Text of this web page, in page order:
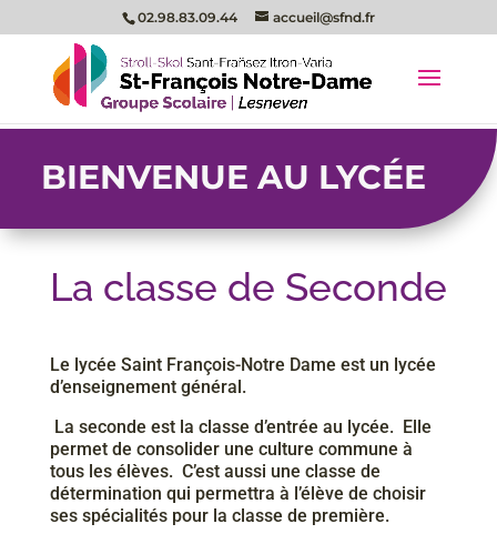
02.98.83.09.44 accueil@sfnd.fr
BIENVENUE AU LYCÉE
La classe de Seconde
Le​ ​lycée​ ​Saint​ ​François-Notre​ ​Dame​ ​est​ ​un​ ​lycée​ ​
d’enseignement​ ​général. ​ ​
La​ ​seconde​ ​est​ ​la​ ​classe​ ​d’entrée​ ​au​ ​lycée. ​ ​Elle​ ​
permet​ ​de​ ​consolider​ ​une​ ​culture​ ​commune​ ​à​ ​
tous les​ ​élèves. ​ ​C’est​ ​aussi​ ​une​ ​classe​ ​de​ ​
détermination​ ​qui​ ​permettra​ ​à​ ​l’élève​ ​de​ ​choisir​
ses spécialités​ ​pour​ ​la​ ​classe​ ​de​ ​première.